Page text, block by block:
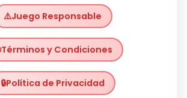
Juego Responsable
Términos y Condiciones
Política de Privacidad